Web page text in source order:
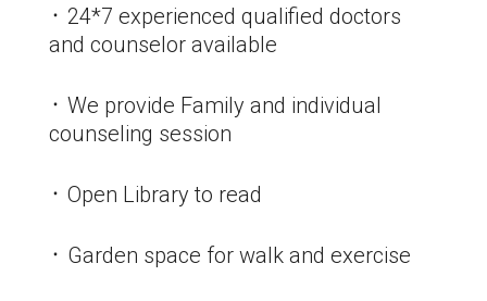
᛫ 24*7 experienced qualified doctors
and counselor available
᛫ We provide Family and individual
counseling session
᛫ Open Library to read
᛫ Garden space for walk and exercise